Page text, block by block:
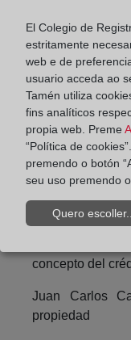
“En el
derecho
(anotación de
que el
Registro de la
cancelación de
de
mientras que la
en el Juzgado
posteriores la
entre el importe
concepto del
Juan Carlos
propiedad
El Colegio de
estritamente
web e de
usuario acceda ao
Tamén utiliza
fins analíticos
propia web. Preme
“Política de
premendo o botón
seu uso premendo
Quero escoller...